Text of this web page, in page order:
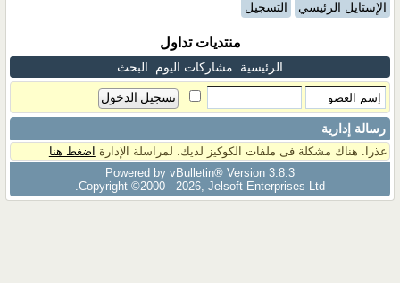
الإستايل الرئيسي التسجيل
منتديات تداول
الرئيسية مشاركات اليوم البحث
رسالة إدارية
عذرا. هناك مشكلة فى ملفات الكوكيز لديك. لمراسلة الإدارة اضغط هنا
Powered by vBulletin® Version 3.8.3
Copyright ©2000 - 2026, Jelsoft Enterprises Ltd.